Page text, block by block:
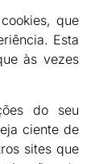
que
Esta
às vezes
do seu
ciente de
sites que